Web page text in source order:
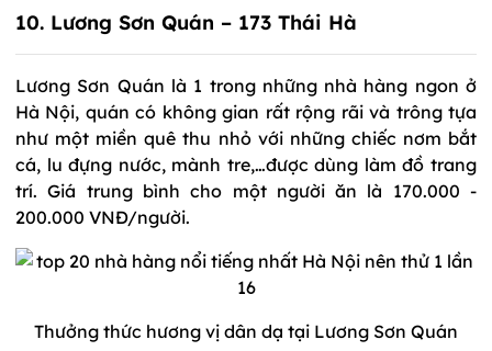
10. Lương Sơn Quán – 173 Thái Hà
Lương Sơn Quán là 1 trong những nhà hàng ngon ở
Hà Nội, quán có không gian rất rộng rãi và trông tựa
như một miền quê thu nhỏ với những chiếc nơm bắt
cá, lu đựng nước, mành tre,…được dùng làm đồ trang
trí. Giá trung bình cho một người ăn là 170.000 -
200.000 VNĐ/người.
Thưởng thức hương vị dân dạ tại Lương Sơn Quán